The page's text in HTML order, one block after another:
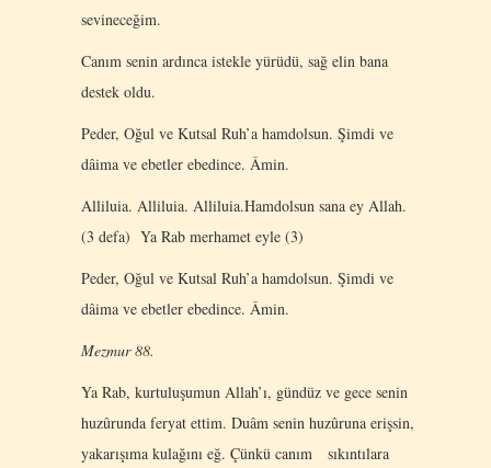
sevineceğim.
Canım senin ardınca istekle yürüdü, sağ elin bana
destek oldu.
Peder, Oğul ve Kutsal Ruh’a hamdolsun. Şimdi ve
dâima ve ebetler ebedince. Âmin.
Alliluia. Alliluia. Alliluia.Hamdolsun sana ey Allah.
(3 defa) Ya Rab merhamet eyle (3)
Peder, Oğul ve Kutsal Ruh’a hamdolsun. Şimdi ve
dâima ve ebetler ebedince. Âmin.
Mezmur 88.
Ya Rab, kurtuluşumun Allah’ı, gündüz ve gece senin
huzûrunda feryat ettim. Duâm senin huzûruna erişsin,
yakarışıma kulağını eğ. Çünkü canım sıkıntılara